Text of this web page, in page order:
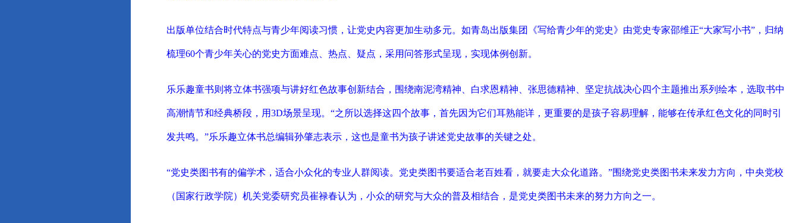
出版单位结合时代特点与青少年阅读习惯，让党史内容更加生动多元。如青岛出版集团《写给青少年的党史》由党史专家邵维正“大家写小书”，归纳
梳理60个青少年关心的党史方面难点、热点、疑点，采用问答形式呈现，实现体例创新。
乐乐趣童书则将立体书强项与讲好红色故事创新结合，围绕南泥湾精神、白求恩精神、张思德精神、坚定抗战决心四个主题推出系列绘本，选取书中
高潮情节和经典桥段，用3D场景呈现。“之所以选择这四个故事，首先因为它们耳熟能详，更重要的是孩子容易理解，能够在传承红色文化的同时引
发共鸣。”乐乐趣立体书总编辑孙肇志表示，这也是童书为孩子讲述党史故事的关键之处。
“党史类图书有的偏学术，适合小众化的专业人群阅读。党史类图书要适合老百姓看，就要走大众化道路。”围绕党史类图书未来发力方向，中央党校
（国家行政学院）机关党委研究员崔禄春认为，小众的研究与大众的普及相结合，是党史类图书未来的努力方向之一。